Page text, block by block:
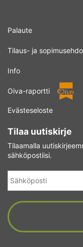
Palaute
Tilaus- ja
Info
Oiva-raportti
Evästeseloste
Tilaa uutiskirje
Tilaamalla
sähköpostiisi.